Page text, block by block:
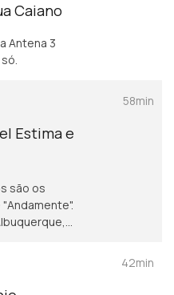
Caiano
Antena 3
Estima e
são os
58min
42min